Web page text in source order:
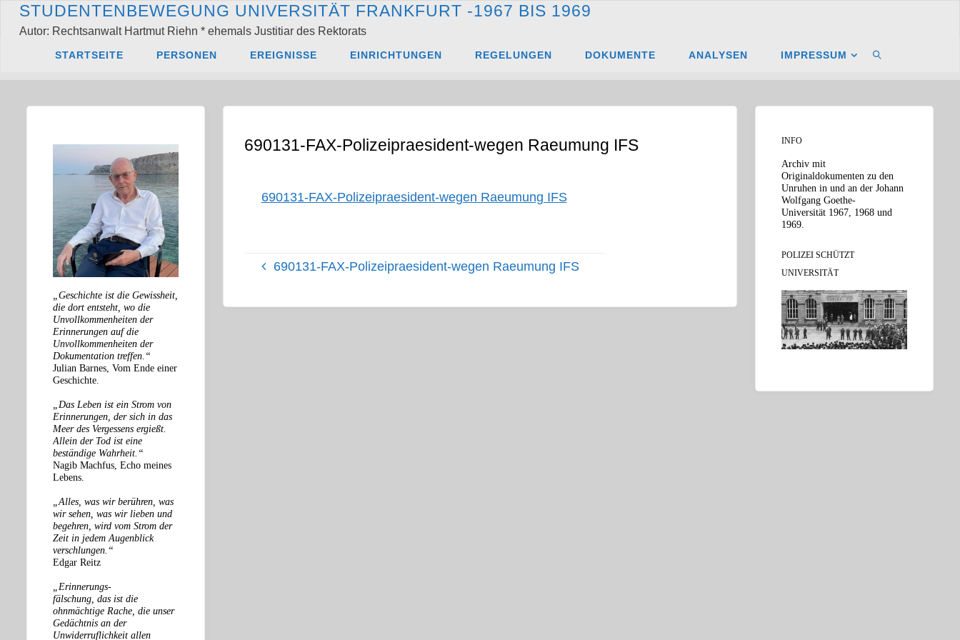
Zum
springen
STUDENTENBEWEGUNG UNIVERSITÄT FRANKFURT -1967 BIS 1969
Autor: Rechtsanwalt Hartmut Riehn * ehemals Justitiar des Rektorats
STARTSEITE PERSONEN EREIGNISSE EINRICHTUNGEN REGELUNGEN DOKUMENTE ANALYSEN IMPRESSUM
Start690131-FAX-Polizeipraesident-wegen Raeumung IFS
690131-FAX-Polizeipraesident-
690131-FAX-Polizeipraesident-wegen Raeumung IFS
690131-FAX-Polizeipraesident-wegen Raeumung IFS
690131-FAX-Polizeipraesident-wegen Raeumung IFS
„Geschichte ist die Gewissheit,
die dort entsteht, wo die
Unvollkommenheiten der
Erinnerungen auf die
Unvollkommenheiten der
Dokumentation treffen.“
Julian Barnes, Vom Ende einer
Geschichte.
„Das Leben ist ein Strom von
Erinnerungen, der sich in das
Meer des Vergessens ergießt.
Allein der Tod ist eine
beständige Wahrheit.“
Nagib Machfus, Echo meines
Lebens.
„Alles, was wir berühren, was
wir sehen, was wir lieben und
begehren, wird vom Strom der
Zeit in jedem Augenblick
verschlungen.“
Edgar Reitz
„Erinnerungs-
fälschung, das ist die
ohnmächtige Rache, die unser
Gedächtnis an der
Unwiderruflichkeit allen
INFO
Archiv mit
Originaldokumenten zu den
Unruhen in und an der Johann
Wolfgang Goethe-
Universität 1967, 1968 und
1969.
POLIZEI SCHÜTZT
UNIVERSITÄT